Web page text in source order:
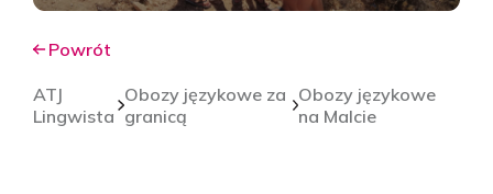
Powrót
ATJ
Lingwista
Obozy językowe za
granicą
Obozy językowe
na Malcie